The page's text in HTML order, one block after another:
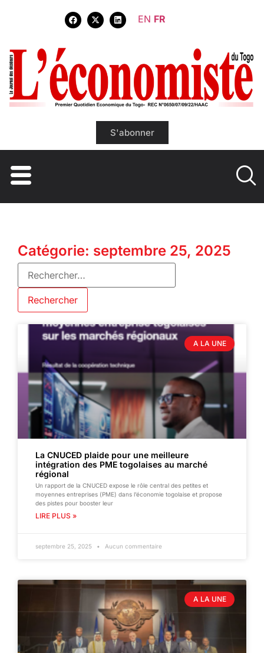
EN FR
S'abonner
Catégorie: septembre 25, 2025
A LA UNE
La CNUCED plaide pour une meilleure
intégration des PME togolaises au marché
régional
Un rapport de la CNUCED expose le rôle central des petites et
moyennes entreprises (PME) dans l’économie togolaise et propose
des pistes pour booster leur
LIRE PLUS »
septembre 25, 2025 Aucun commentaire
A LA UNE